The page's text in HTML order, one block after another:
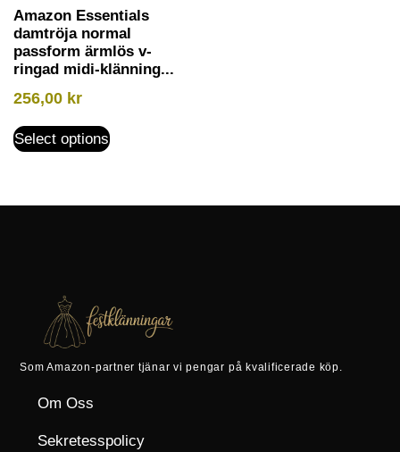
Amazon Essentials
damtröja normal
passform ärmlös v-
ringad midi-klänning...
256,00 kr
Select options
Som Amazon-partner tjänar vi pengar på kvalificerade köp.
Om Oss
Sekretesspolicy